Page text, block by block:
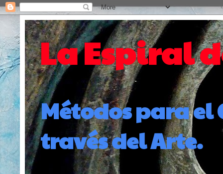
La Espiral
Métodos para el
través del Arte.